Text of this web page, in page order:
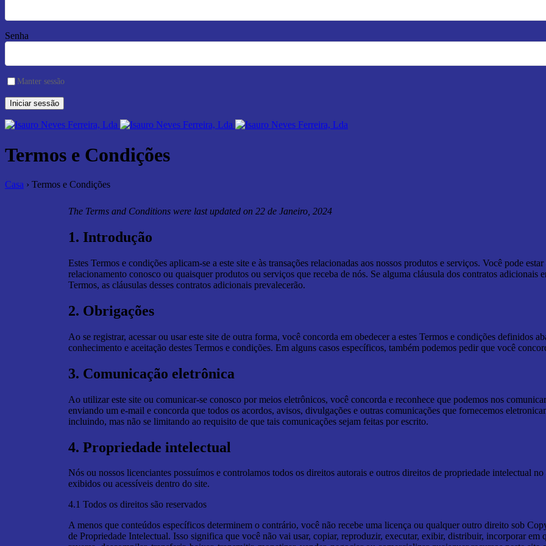
Senha
Manter sessão
Termos e Condições
Casa › Termos e Condições
The Terms and Conditions were last updated on 22 de Janeiro, 2024
1. Introdução
Estes Termos e condições aplicam-se a este site e às transações relacionadas aos nossos produtos e serviços. Você pode
relacionamento conosco ou quaisquer produtos ou serviços que receba de nós. Se alguma cláusula dos contratos adicionais
Termos, as cláusulas desses contratos adicionais prevalecerão.
2. Obrigações
Ao se registrar, acessar ou usar este site de outra forma, você concorda em obedecer a estes Termos e condições definidos
conhecimento e aceitação destes Termos e condições. Em alguns casos específicos, também podemos pedir que você
3. Comunicação eletrônica
Ao utilizar este site ou comunicar-se conosco por meios eletrônicos, você concorda e reconhece que podemos nos
enviando um e-mail e concorda que todos os acordos, avisos, divulgações e outras comunicações que fornecemos
incluindo, mas não se limitando ao requisito de que tais comunicações sejam feitas por escrito.
4. Propriedade intelectual
Nós ou nossos licenciantes possuímos e controlamos todos os direitos autorais e outros direitos de propriedade intelectual
exibidos ou acessíveis dentro do site.
4.1 Todos os direitos são reservados
A menos que conteúdos específicos determinem o contrário, você não recebe uma licença ou qualquer outro direito sob
de Propriedade Intelectual. Isso significa que você não vai usar, copiar, reproduzir, executar, exibir, distribuir, incorporar em